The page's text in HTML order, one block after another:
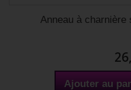
Anneau à charnière
Ajouter au